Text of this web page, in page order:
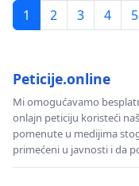
проф. др
Лазо
др Стеван
Владан
1
2 3 4 5
Peticije.online
Mi omogućavamo
onlajn peticiju koristeći
pomenute u medijima
primećeni u javnosti i da